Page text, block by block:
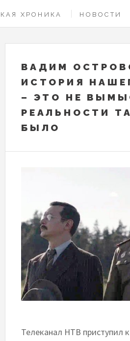
ХРОНИКА НОВОСТИ
ВАДИМ
ИСТОРИЯ
– ЭТО НЕ
РЕАЛЬНОСТИ
БЫЛО
Телеканал НТВ приступил